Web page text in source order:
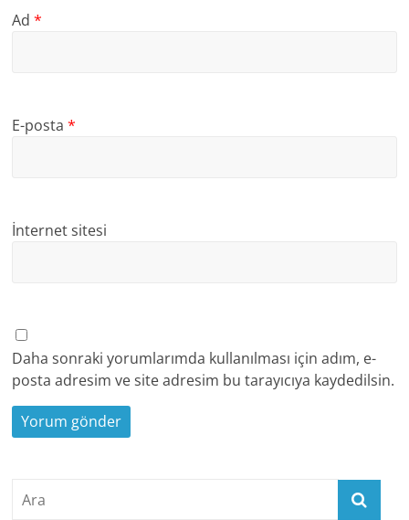
Ad*
E-posta*
İnternet sitesi
Daha sonraki yorumlarımda kullanılması için adım, e-
posta adresim ve site adresim bu tarayıcıya kaydedilsin.